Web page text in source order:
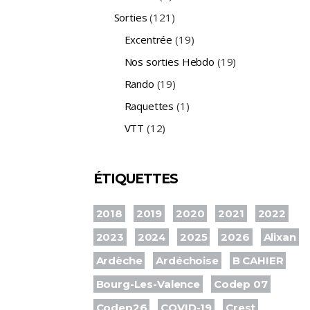
Sorties (121)
Excentrée (19)
Nos sorties Hebdo (19)
Rando (19)
Raquettes (1)
VTT (12)
ÉTIQUETTES
2018 2019 2020 2021
2022
2023
2024 2025 2026
Alixan
Ardèche
Ardéchoise
B CAHIER
Bourg-Les-Valence
Codep 07